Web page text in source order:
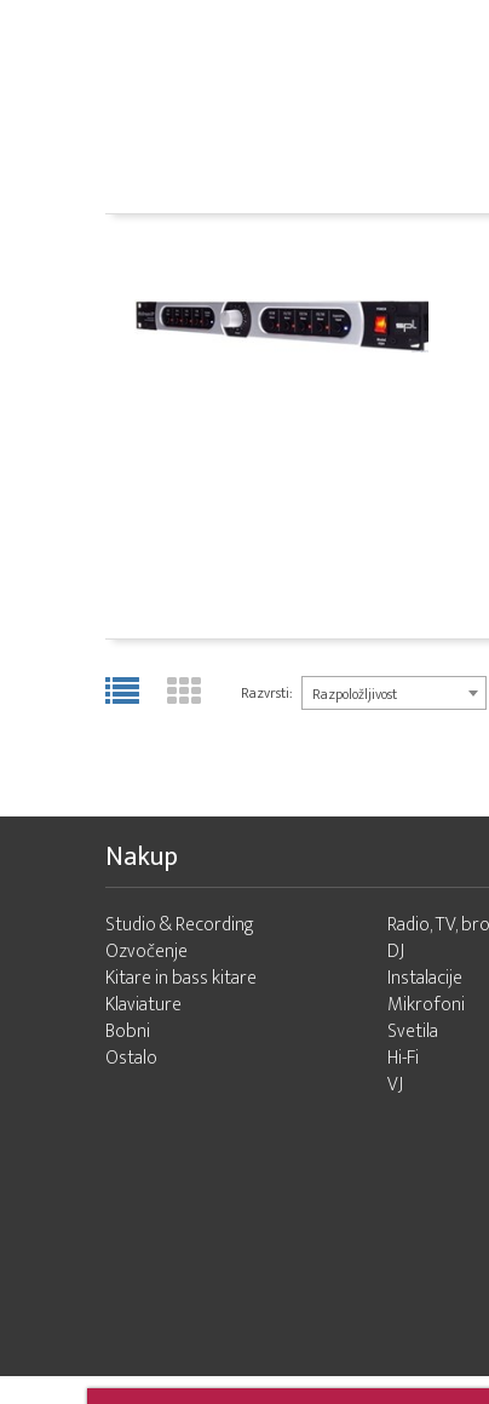
Razvrsti: Razpoložljivost
Nakup
Studio & Recording
Ozvočenje
Kitare in bass kitare
Klaviature
Bobni
Ostalo
Radio, TV,
DJ
Instalacije
Mikrofoni
Svetila
Hi-Fi
VJ